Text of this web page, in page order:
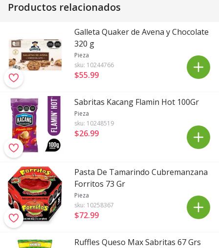
Productos relacionados
Galleta Quaker de Avena y Chocolate
320 g
Pieza
sku: 10244766
$55.99
Sabritas Kacang Flamin Hot 100Gr
Pieza
sku: 10248519
$26.99
Pasta De Tamarindo Cubremanzana
Forritos 73 Gr
Pieza
sku: 10258367
$72.99
Ruffles Queso Max Sabritas 67 Grs